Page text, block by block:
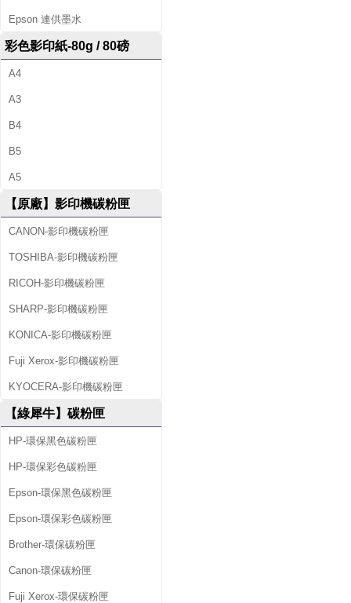
Epson 連供墨水
彩色影印紙-80g / 80磅
A4
A3
B4
B5
A5
【原廠】影印機碳粉匣
CANON-影印機碳粉匣
TOSHIBA-影印機碳粉匣
RICOH-影印機碳粉匣
SHARP-影印機碳粉匣
KONICA-影印機碳粉匣
Fuji Xerox-影印機碳粉匣
KYOCERA-影印機碳粉匣
【綠犀牛】碳粉匣
HP-環保黑色碳粉匣
HP-環保彩色碳粉匣
Epson-環保黑色碳粉匣
Epson-環保彩色碳粉匣
Brother-環保碳粉匣
Canon-環保碳粉匣
Fuji Xerox-環保碳粉匣